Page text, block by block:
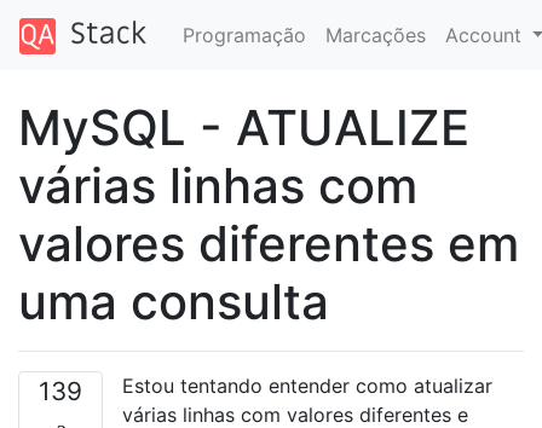
Programação Marcações Account
MySQL - ATUALIZE
várias linhas com
valores diferentes em
uma consulta
139
Estou tentando entender como atualizar
várias linhas com valores diferentes e